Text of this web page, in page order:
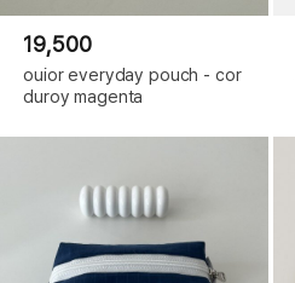
19,500
ouior everyday pouch - cor
duroy magenta